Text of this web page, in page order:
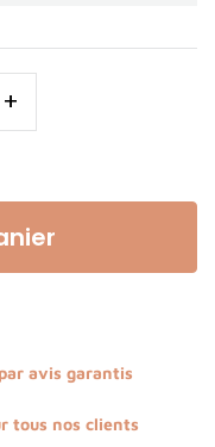
+
par avis garantis
tous nos clients